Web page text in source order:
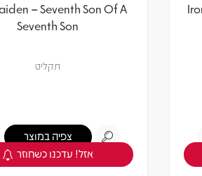
– Seventh Son Of A
Seventh Son
תקליט
צפיה במוצר
אזל! עדכנו כשחוזר